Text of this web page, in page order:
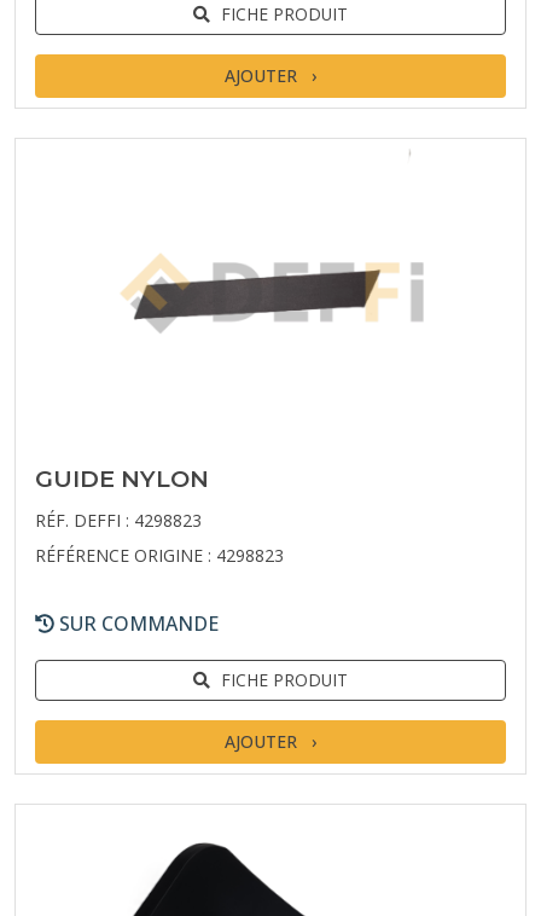
FICHE PRODUIT
AJOUTER
GUIDE NYLON
RÉF. DEFFI : 4298823
RÉFÉRENCE ORIGINE : 4298823
SUR COMMANDE
FICHE PRODUIT
AJOUTER